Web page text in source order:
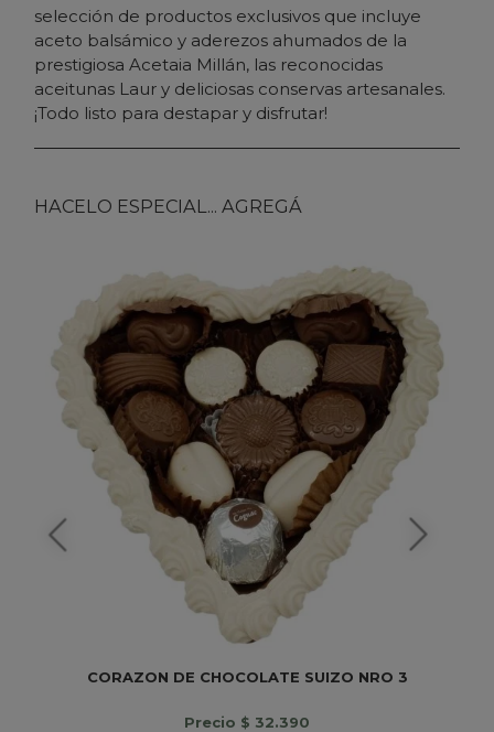
selección de productos exclusivos que incluye
aceto balsámico y aderezos ahumados de la
prestigiosa Acetaia Millán, las reconocidas
aceitunas Laur y deliciosas conservas artesanales.
¡Todo listo para destapar y disfrutar!
HACELO ESPECIAL... AGREGÁ
CORAZON DE CHOCOLATE SUIZO NRO 3
Precio $ 32.390